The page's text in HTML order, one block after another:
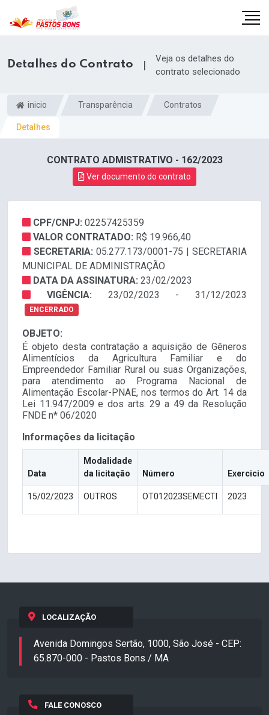
Detalhes do Contrato |
Veja os detalhes do
contrato selecionado
inicio Transparência Contratos
Detalhes
CONTRATO ADMISTRATIVO - 162/2023
Ver documento do contrato
CPF/CNPJ: 02257425359
VALOR CONTRATADO: R$ 19.966,40
SECRETARIA: 05.277.173/0001-75 | SECRETARIA
MUNICIPAL DE ADMINISTRAÇÃO
DATA DA ASSINATURA: 23/02/2023
VIGÊNCIA: 23/02/2023 - 31/12/2023
ENCERRADO
OBJETO:
É objeto desta contratação a aquisição de Gêneros
Alimentícios da Agricultura Familiar e do
Empreendedor Familiar Rural ou suas Organizações,
para atendimento ao Programa Nacional de
Alimentação Escolar-PNAE, nos termos do Art. 14 da
Lei 11.947/2009 e dos arts. 29 a 49 da Resolução
FNDE n* 06/2020
Informações da licitação
Data
Modalidade
da licitação
Número Exercicio
15/02/2023 OUTROS OT012023SEMECTI 2023
LOCALIZAÇÃO
Avenida Domingos Sertão, 1000, São José - CEP:
65.870-000 - Pastos Bons / MA
FALE CONOSCO